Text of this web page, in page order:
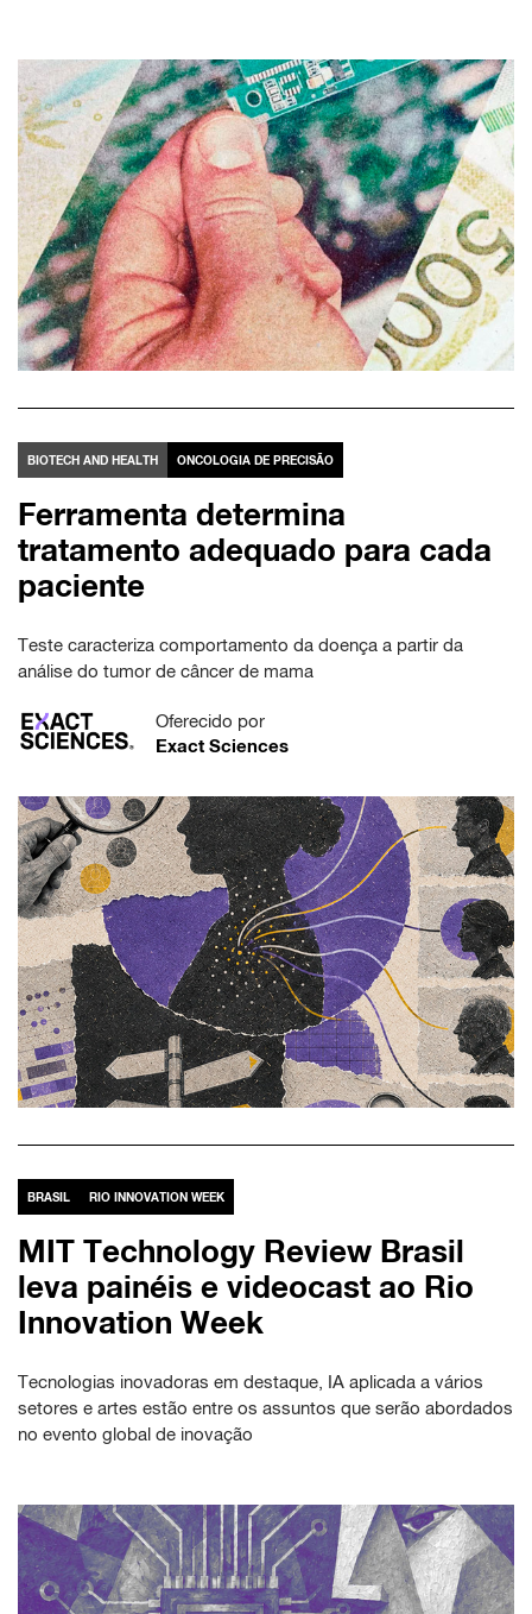
BIOTECH AND HEALTH ONCOLOGIA DE PRECISÃO
Ferramenta determina
tratamento adequado para cada
paciente
Teste caracteriza comportamento da doença a partir da
análise do tumor de câncer de mama
Oferecido por
Exact Sciences
BRASIL RIO INNOVATION WEEK
MIT Technology Review Brasil
leva painéis e videocast ao Rio
Innovation Week
Tecnologias inovadoras em destaque, IA aplicada a vários
setores e artes estão entre os assuntos que serão abordados
no evento global de inovação